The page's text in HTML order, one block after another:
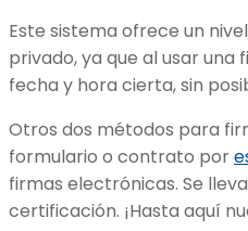
Este sistema ofrece un
privado, ya que al usar
fecha y hora cierta, sin
Otros dos métodos para
formulario o contrato por
firmas electrónicas. Se
certificación. ¡Hasta aquí